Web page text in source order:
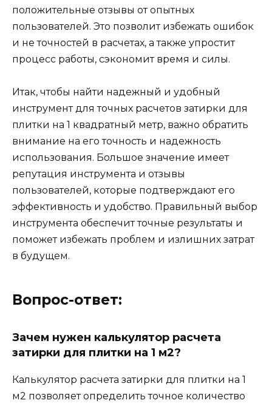
положительные отзывы от опытных
пользователей. Это позволит избежать ошибок
и не точностей в расчетах, а также упростит
процесс работы, сэкономит время и силы.
Итак, чтобы найти надежный и удобный
инструмент для точных расчетов затирки для
плитки на 1 квадратный метр, важно обратить
внимание на его точность и надежность
использования. Большое значение имеет
репутация инструмента и отзывы
пользователей, которые подтверждают его
эффективность и удобство. Правильный выбор
инструмента обеспечит точные результаты и
поможет избежать проблем и излишних затрат
в будущем.
Вопрос-ответ:
Зачем нужен калькулятор расчета
затирки для плитки на 1 м2?
Калькулятор расчета затирки для плитки на 1
м2 позволяет определить точное количество